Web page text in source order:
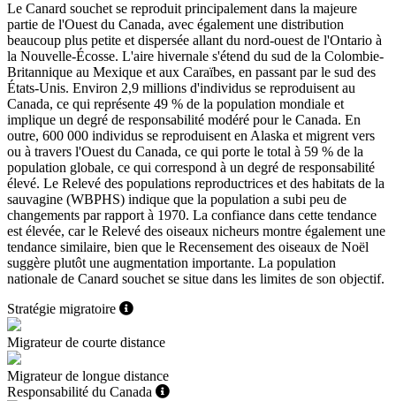
Le Canard souchet se reproduit principalement dans la majeure
partie de l'Ouest du Canada, avec également une distribution
beaucoup plus petite et dispersée allant du nord-ouest de l'Ontario à
la Nouvelle-Écosse. L'aire hivernale s'étend du sud de la Colombie-
Britannique au Mexique et aux Caraïbes, en passant par le sud des
États-Unis. Environ 2,9 millions d'individus se reproduisent au
Canada, ce qui représente 49 % de la population mondiale et
implique un degré de responsabilité modéré pour le Canada. En
outre, 600 000 individus se reproduisent en Alaska et migrent vers
ou à travers l'Ouest du Canada, ce qui porte le total à 59 % de la
population globale, ce qui correspond à un degré de responsabilité
élevé. Le Relevé des populations reproductrices et des habitats de la
sauvagine (WBPHS) indique que la population a subi peu de
changements par rapport à 1970. La confiance dans cette tendance
est élevée, car le Relevé des oiseaux nicheurs montre également une
tendance similaire, bien que le Recensement des oiseaux de Noël
suggère plutôt une augmentation importante. La population
nationale de Canard souchet se situe dans les limites de son objectif.
Stratégie migratoire
Migrateur de courte distance
Migrateur de longue distance
Responsabilité du Canada